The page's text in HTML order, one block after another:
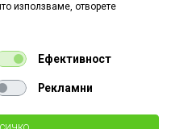
за AРС
че всички изображения на
използваме, отворете
Ефективност
Рекламни